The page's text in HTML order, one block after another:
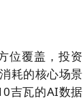
位覆盖，投资
耗的核心场景
吉瓦的AI数据